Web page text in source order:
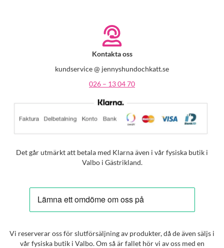
Kontakta oss
kundservice @ jennyshundochkatt.se
026 – 13 04 70
Det går utmärkt att betala med Klarna även i vår fysiska butik i
Valbo i Gästrikland.
Vi reserverar oss för slutförsäljning av produkter, då de även säljs i
vår fysiska butik i Valbo. Om så är fallet hör vi av oss med en